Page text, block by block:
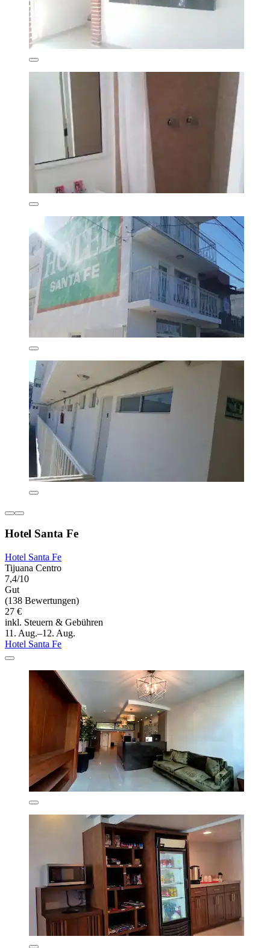
Hotel Santa Fe
Hotel Santa Fe
Tijuana Centro
7,4/10
Gut
(138 Bewertungen)
27 €
inkl. Steuern & Gebühren
11. Aug.–12. Aug.
Hotel Santa Fe